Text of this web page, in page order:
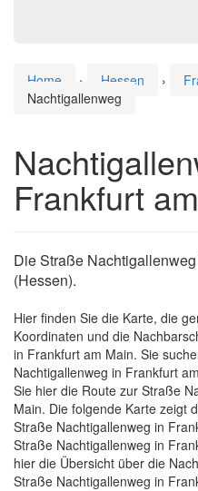
Home › Hessen ›
Nachtigallenweg
Frankfurt
Die Straße
(Hessen).
Hier finden Sie die Karte, die
Koordinaten und die
in Frankfurt am Main. Sie
Nachtigallenweg in Frankfurt
Sie hier die Route zur Straße
Main. Die folgende Karte zeigt
Straße Nachtigallenweg in
Straße Nachtigallenweg in
hier die Übersicht über die
Straße Nachtigallenweg in